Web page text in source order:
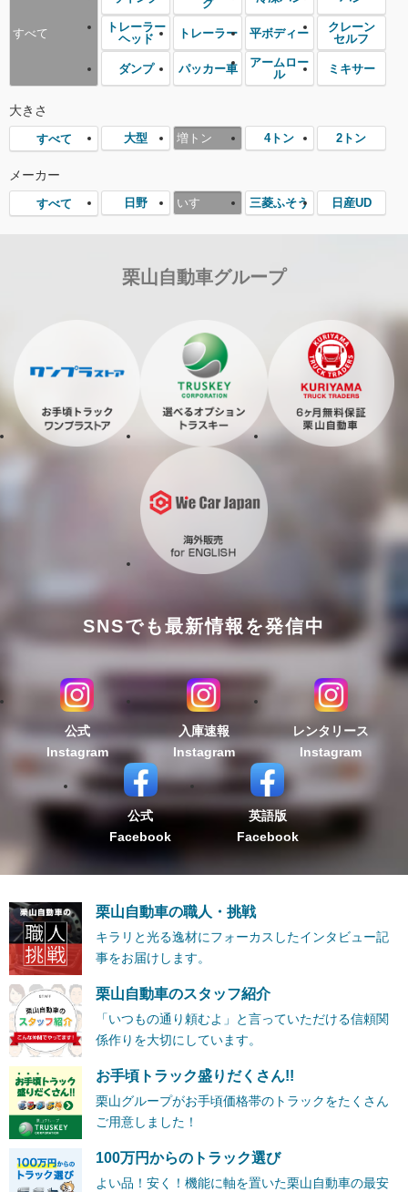
すべて
グ
トレーラー
ヘッド
トレーラー 平ボディー
クレーン
セルフ
ダンプ パッカー車
アームロー
ル
ミキサー
大きさ
すべて 大型 増トン 4トン 2トン
メーカー
すべて 日野 いすゞ 三菱ふそう 日産UD
栗山自動車グループ
SNSでも最新情報を発信中
公式
Instagram
入庫速報
Instagram
レンタリース
Instagram
公式
Facebook
英語版
Facebook
栗山自動車の職人・挑戦
キラリと光る逸材にフォーカスしたインタビュー記
事をお届けします。
栗山自動車のスタッフ紹介
「いつもの通り頼むよ」と言っていただける信頼関
係作りを大切にしています。
お手頃トラック盛りだくさん!!
栗山グループがお手頃価格帯のトラックをたくさん
ご用意しました！
100万円からのトラック選び
よい品！安く！機能に軸を置いた栗山自動車の最安